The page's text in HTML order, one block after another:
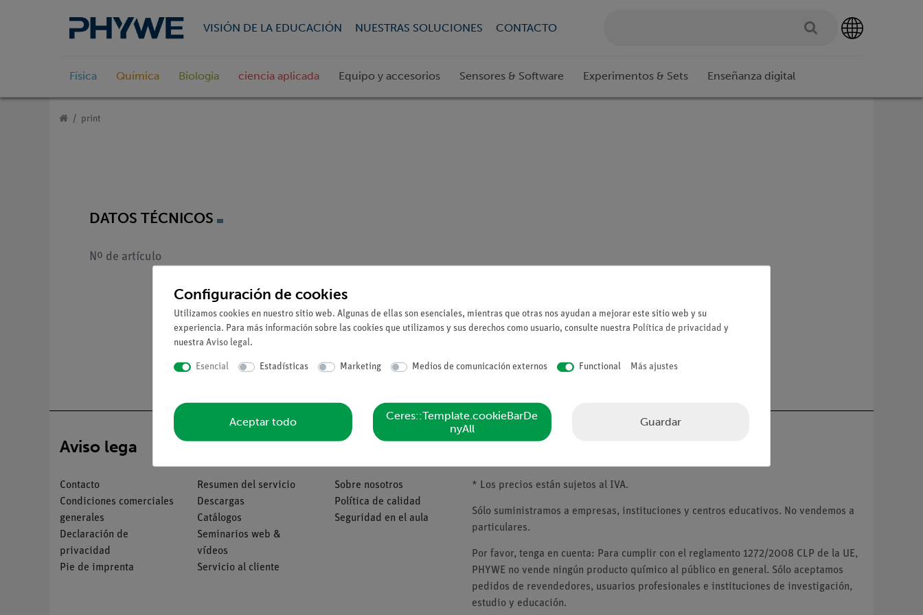
VISIÓN DE LA EDUCACIÓN NUESTRAS SOLUCIONES CONTACTO
Física Química Biologia ciencia aplicada Equipo y accesorios Sensores & Software Experimentos & Sets Enseñanza digital
print
DATOS TÉCNICOS
Nº de artículo
Aviso lega
Contacto
Condiciones comerciales
generales
Declaración de
privacidad
Pie de imprenta
Servicio
Resumen del servicio
Descargas
Catálogos
Seminarios web &
vídeos
Servicio al cliente
Compañía
Sobre nosotros
Política de calidad
Seguridad en el aula
Tenga en cuenta
* Los precios están sujetos al IVA.
Sólo suministramos a empresas, instituciones y centros educativos. No vendemos a
particulares.
Por favor, tenga en cuenta: Para cumplir con el reglamento 1272/2008 CLP de la UE,
PHYWE no vende ningún producto químico al público en general. Sólo aceptamos
pedidos de revendedores, usuarios profesionales e instituciones de investigación,
estudio y educación.
Configuración de cookies
Utilizamos cookies en nuestro sitio web. Algunas de ellas son esenciales, mientras que otras nos ayudan a mejorar este sitio web y su
experiencia. Para más información sobre las cookies que utilizamos y sus derechos como usuario, consulte nuestra Política de privacidad y
nuestra Aviso legal.
Esencial Estadísticas Marketing Medios de comunicación externos Functional Más ajustes
Aceptar todo
Ceres::Template.cookieBarDe
nyAll
Guardar